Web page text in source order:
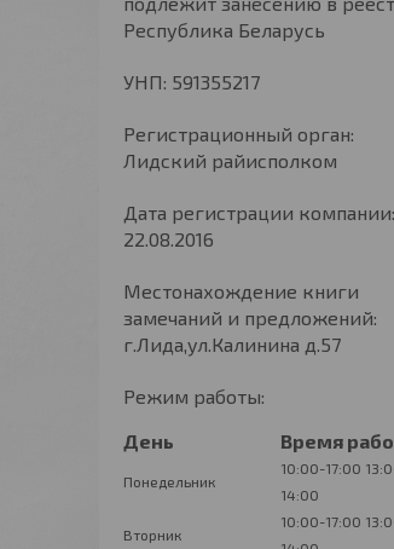
Республика Беларусь
УНП: 591355217
Регистрационный орган:
Лидский райисполком
Дата регистрации компании:
22.08.2016
Местонахождение книги
замечаний и предложений:
г.Лида,ул.Калинина д.57
Режим работы:
День
Время
Понедельник
10:00-17:00
14:00
Вторник
10:00-17:00